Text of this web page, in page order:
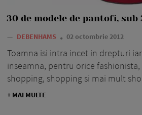
30 de modele de pantofi, sub
— DEBENHAMS 02 octombrie 2012
Toamna isi intra incet in drepturi
inseamna, pentru orice
shopping, shopping si mai mult
+ MAI MULTE